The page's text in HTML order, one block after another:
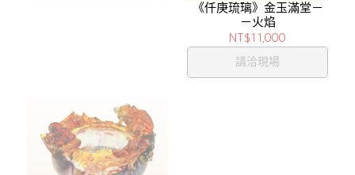
《仟庚琉璃》金玉滿堂－
－火焰
NT$11,000
請洽現場